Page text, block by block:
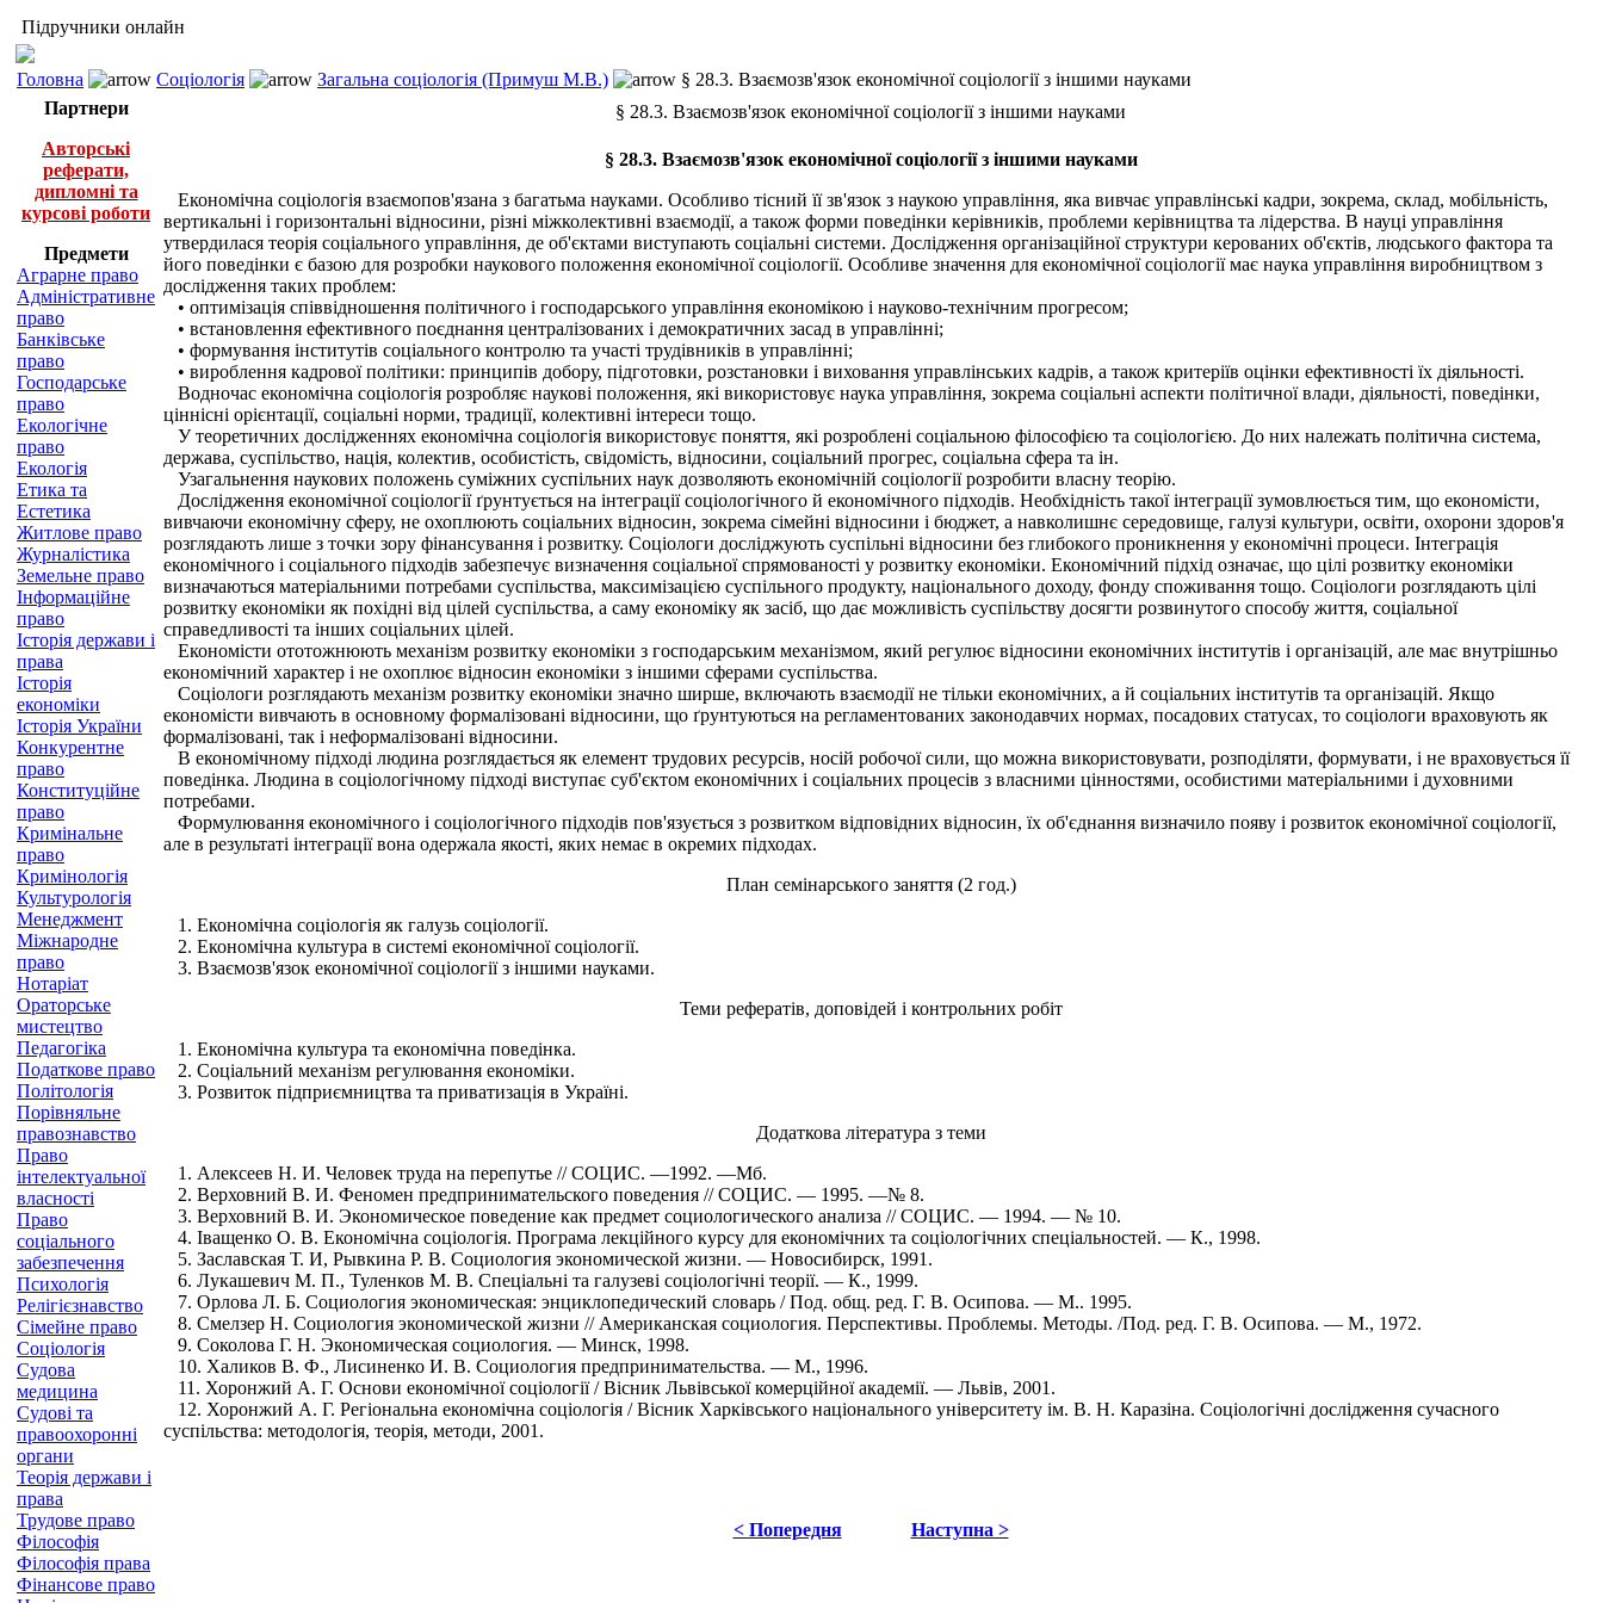
Підручники онлайн
Головна Соціологія Загальна соціологія (Примуш М.В.)
§ 28.3. Взаємозв'язок економічної соціології з іншими науками
Партнери
Авторські
реферати,
дипломні та
курсові роботи
Предмети
Аграрне право
Адміністративне
право
Банківське
право
Господарське
право
Екологічне
право
Екологія
Етика та
Естетика
Житлове право
Журналістика
Земельне право
Інформаційне
право
Історія держави і
права
Історія
економіки
Історія України
Конкурентне
право
Конституційне
право
Кримінальне
право
Кримінологія
Культурологія
Менеджмент
Міжнародне
право
Нотаріат
Ораторське
мистецтво
Педагогіка
Податкове право
Політологія
Порівняльне
правознавство
Право
інтелектуальної
власності
Право
соціального
забезпечення
Психологія
Релігієзнавство
Сімейне право
Соціологія
Судова
медицина
Судові та
правоохоронні
органи
Теорія держави і
права
Трудове право
Філософія
Філософія права
Фінансове право
§ 28.3. Взаємозв'язок економічної соціології з іншими науками
§ 28.3. Взаємозв'язок економічної соціології з іншими науками
Економічна соціологія взаємопов'язана з багатьма науками. Особливо тісний її зв'язок з наукою управління, яка вивчає управлінські кадри, зокрема, склад, мобільність,
вертикальні і горизонтальні відносини, різні міжколективні взаємодії, а також форми поведінки керівників, проблеми керівництва та лідерства. В науці управління
утвердилася теорія соціального управління, де об'єктами виступають соціальні системи. Дослідження організаційної структури керованих об'єктів, людського фактора та
його поведінки є базою для розробки наукового положення економічної соціології. Особливе значення для економічної соціології має наука управління виробництвом з
дослідження таких проблем:
• оптимізація співвідношення політичного і господарського управління економікою і науково-технічним прогресом;
• встановлення ефективного поєднання централізованих і демократичних засад в управлінні;
• формування інститутів соціального контролю та участі трудівників в управлінні;
• вироблення кадрової політики: принципів добору, підготовки, розстановки і виховання управлінських кадрів, а також критеріїв оцінки ефективності їх діяльності.
Водночас економічна соціологія розробляє наукові положення, які використовує наука управління, зокрема соціальні аспекти політичної влади, діяльності, поведінки,
ціннісні орієнтації, соціальні норми, традиції, колективні інтереси тощо.
У теоретичних дослідженнях економічна соціологія використовує поняття, які розроблені соціальною філософією та соціологією. До них належать політична система,
держава, суспільство, нація, колектив, особистість, свідомість, відносини, соціальний прогрес, соціальна сфера та ін.
Узагальнення наукових положень суміжних суспільних наук дозволяють економічній соціології розробити власну теорію.
Дослідження економічної соціології ґрунтується на інтеграції соціологічного й економічного підходів. Необхідність такої інтеграції зумовлюється тим, що економісти,
вивчаючи економічну сферу, не охоплюють соціальних відносин, зокрема сімейні відносини і бюджет, а навколишнє середовище, галузі культури, освіти, охорони здоров'я
розглядають лише з точки зору фінансування і розвитку. Соціологи досліджують суспільні відносини без глибокого проникнення у економічні процеси. Інтеграція
економічного і соціального підходів забезпечує визначення соціальної спрямованості у розвитку економіки. Економічний підхід означає, що цілі розвитку економіки
визначаються матеріальними потребами суспільства, максимізацією суспільного продукту, національного доходу, фонду споживання тощо. Соціологи розглядають цілі
розвитку економіки як похідні від цілей суспільства, а саму економіку як засіб, що дає можливість суспільству досягти розвинутого способу життя, соціальної
справедливості та інших соціальних цілей.
Економісти ототожнюють механізм розвитку економіки з господарським механізмом, який регулює відносини економічних інститутів і організацій, але має внутрішньо
економічний характер і не охоплює відносин економіки з іншими сферами суспільства.
Соціологи розглядають механізм розвитку економіки значно ширше, включають взаємодії не тільки економічних, а й соціальних інститутів та організацій. Якщо
економісти вивчають в основному формалізовані відносини, що ґрунтуються на регламентованих законодавчих нормах, посадових статусах, то соціологи враховують як
формалізовані, так і неформалізовані відносини.
В економічному підході людина розглядається як елемент трудових ресурсів, носій робочої сили, що можна використовувати, розподіляти, формувати, і не враховується її
поведінка. Людина в соціологічному підході виступає суб'єктом економічних і соціальних процесів з власними цінностями, особистими матеріальними і духовними
потребами.
Формулювання економічного і соціологічного підходів пов'язується з розвитком відповідних відносин, їх об'єднання визначило появу і розвиток економічної соціології,
але в результаті інтеграції вона одержала якості, яких немає в окремих підходах.
План семінарського заняття (2 год.)
1. Економічна соціологія як галузь соціології.
2. Економічна культура в системі економічної соціології.
3. Взаємозв'язок економічної соціології з іншими науками.
Теми рефератів, доповідей і контрольних робіт
1. Економічна культура та економічна поведінка.
2. Соціальний механізм регулювання економіки.
3. Розвиток підприємництва та приватизація в Україні.
Додаткова література з теми
1. Алексеев Н. И. Человек труда на перепутье // СОЦИС. —1992. —Мб.
2. Верховний В. И. Феномен предпринимательского поведения // СОЦИС. — 1995. —№ 8.
3. Верховний В. И. Экономическое поведение как предмет социологического анализа // СОЦИС. — 1994. — № 10.
4. Іващенко О. В. Економічна соціологія. Програма лекційного курсу для економічних та соціологічних спеціальностей. — К., 1998.
5. Заславская Т. И, Рывкина Р. В. Социология экономической жизни. — Новосибирск, 1991.
6. Лукашевич М. П., Туленков М. В. Спеціальні та галузеві соціологічні теорії. — К., 1999.
7. Орлова Л. Б. Социология экономическая: энциклопедический словарь / Под. общ. ред. Г. В. Осипова. — М.. 1995.
8. Смелзер Н. Социология экономической жизни // Американская социология. Перспективы. Проблемы. Методы. /Под. ред. Г. В. Осипова. — М., 1972.
9. Соколова Г. Н. Экономическая социология. — Минск, 1998.
10. Халиков В. Ф., Лисиненко И. В. Социология предпринимательства. — М., 1996.
11. Хоронжий А. Г. Основи економічної соціології / Вісник Львівської комерційної академії. — Львів, 2001.
12. Хоронжий А. Г. Регіональна економічна соціологія / Вісник Харківського національного університету ім. В. Н. Каразіна. Соціологічні дослідження сучасного
суспільства: методологія, теорія, методи, 2001.
< Попередня Наступна >